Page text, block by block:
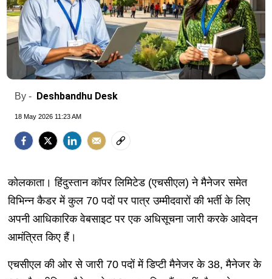
By - Deshbandhu Desk
18 May 2026 11:23 AM
कोलकाता। हिंदुस्तान कॉपर लिमिटेड (एचसीएल) ने मैनेजर समेत
विभिन्न कैडर में कुल 70 पदों पर पात्र उम्मीदवारों की भर्ती के लिए
अपनी आधिकारिक वेबसाइट पर एक अधिसूचना जारी करके आवेदन
आमंत्रित किए हैं।
एचसीएल की ओर से जारी 70 पदों में डिप्टी मैनेजर के 38, मैनेजर के